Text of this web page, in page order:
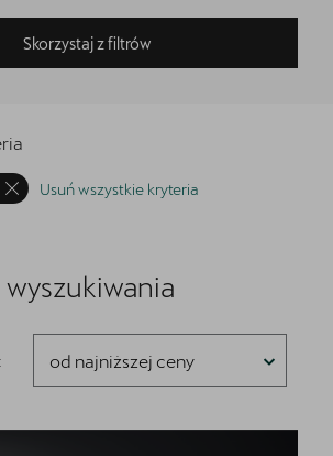
Skorzystaj z filtrów
Usuń wszystkie kryteria
wyszukiwania
od najniższej ceny